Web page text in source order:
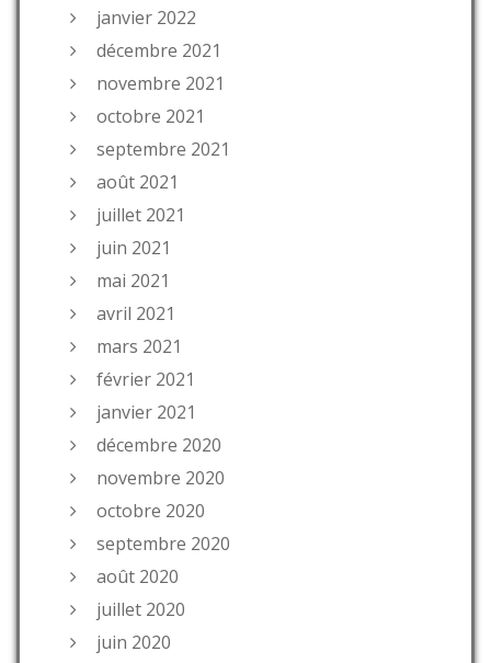
janvier 2022
décembre 2021
novembre 2021
octobre 2021
septembre 2021
août 2021
juillet 2021
juin 2021
mai 2021
avril 2021
mars 2021
février 2021
janvier 2021
décembre 2020
novembre 2020
octobre 2020
septembre 2020
août 2020
juillet 2020
juin 2020